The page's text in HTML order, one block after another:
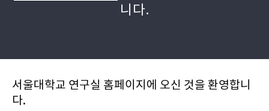
니다.
서울대학교 연구실 홈페이지에 오신 것을 환영합니
다.